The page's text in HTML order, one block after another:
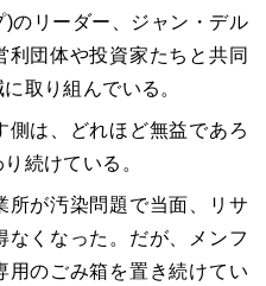
)のリーダー、ジャン・デル
団体や投資家たちと共同
取り組んでいる。
側は、どれほど無益であろ
続けている。
所が汚染問題で当面、リサ
なくなった。だが、メンフ
用のごみ箱を置き続けてい